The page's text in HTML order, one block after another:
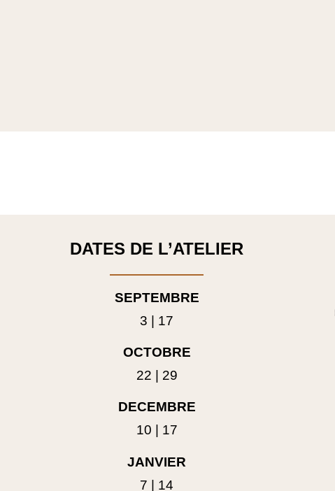
DATES DE L’ATELIER
SEPTEMBRE
3 | 17
OCTOBRE
22 | 29
DECEMBRE
10 | 17
JANVIER
7 | 14